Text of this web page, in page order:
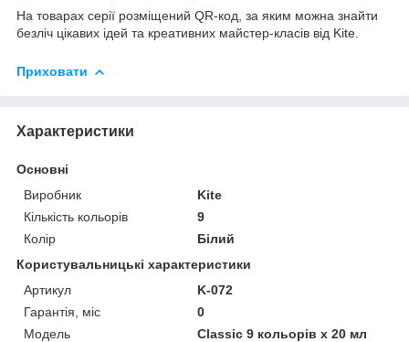
На товарах серії розміщений QR-код, за яким можна знайти
безліч цікавих ідей та креативних майстер-класів від Kite.
Приховати
Характеристики
Основні
Виробник
Kite
Кількість кольорів
9
Колір
Білий
Користувальницькі характеристики
Артикул
K-072
Гарантія, міс
0
Мoдель
Classic 9 кольорів х 20 мл